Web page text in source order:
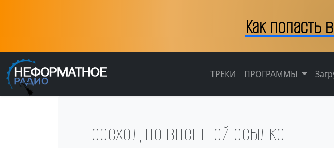
Как попасть
ТРЕКИ ПРОГРАММЫ
Переход по внешней ссылке